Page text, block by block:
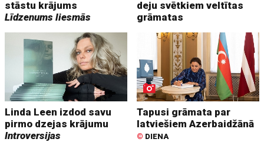
stāstu krājums
Līdzenums liesmās
deju svētkiem veltītas
grāmatas
Linda Leen izdod savu
pirmo dzejas krājumu
Introversijas
Tapusi grāmata par
latviešiem Azerbaidžānā
© DIENA